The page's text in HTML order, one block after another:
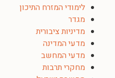
לימודי המזרח התיכון
מגדר
מדיניות ציבורית
מדעי המדינה
מדעי המחשב
מחקרי תרבות